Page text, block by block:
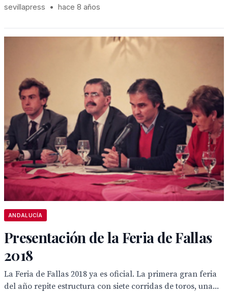
sevillapress • hace 8 años
ANDALUCÍA
Presentación de la Feria de Fallas
2018
La Feria de Fallas 2018 ya es oficial. La primera gran feria
del año repite estructura con siete corridas de toros, una...